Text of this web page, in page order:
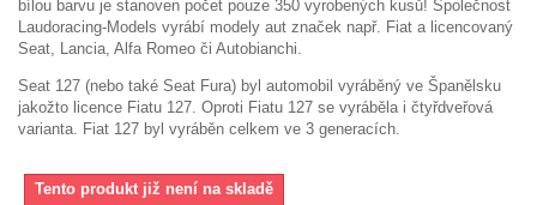
bílou barvu je stanoven počet pouze 350 vyrobených kusů! Společnost
Laudoracing-Models vyrábí modely aut značek např. Fiat a licencovaný
Seat, Lancia, Alfa Romeo či Autobianchi.
Seat 127 (nebo také Seat Fura) byl automobil vyráběný ve Španělsku
jakožto licence Fiatu 127. Oproti Fiatu 127 se vyráběla i čtyřdveřová
varianta. Fiat 127 byl vyráběn celkem ve 3 generacích.
Tento produkt již není na skladě